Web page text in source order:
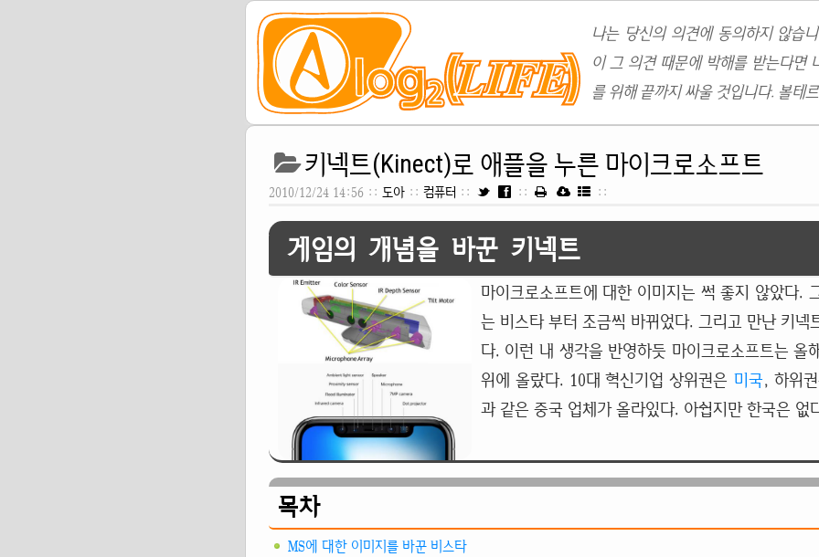
나는 당신의 의견에 동의하지 않습
이 그 의견 때문에 박해를 받는다면
를 위해 끝까지 싸울 것입니다. 볼테
키넥트(Kinect)로 애플을 누른 마이크로소프트
2010/12/24 14:56 :: 도아 :: 컴퓨터 :: :: ::
게임의 개념을 바꾼 키넥트
마이크로소프트에 대한 이미지는 썩 좋지 않았다.
는 비스타 부터 조금씩 바뀌었다. 그리고 만난 키넥
다. 이런 내 생각을 반영하듯 마이크로소프트는 올
위에 올랐다. 10대 혁신기업 상위권은 미국, 하위
과 같은 중국 업체가 올라있다. 아쉽지만 한국은 없
목차
MS에 대한 이미지를 바꾼 비스타